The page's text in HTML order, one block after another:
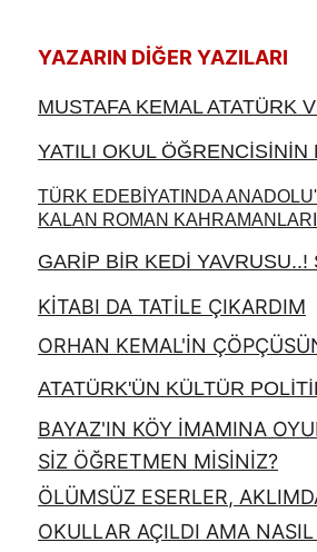
YAZARIN DİĞER YAZILARI
OKULLAR AÇILDI AMA
ÖLÜMSÜZ ESERLER,
SİZ ÖĞRETMEN MİSİNİZ?
BAYAZ'IN KÖY İMAMINA
ATATÜRK'ÜN KÜLTÜR
ORHAN KEMAL'İN
GARİP BİR KEDİ YAVRUSU..!
KİTABI DA TATİLE ÇIKARDIM
TÜRK EDEBİYATINDA
KALAN ROMAN
YATILI OKUL ÖĞRENCİSİNİN
MUSTAFA KEMAL ATATÜRK